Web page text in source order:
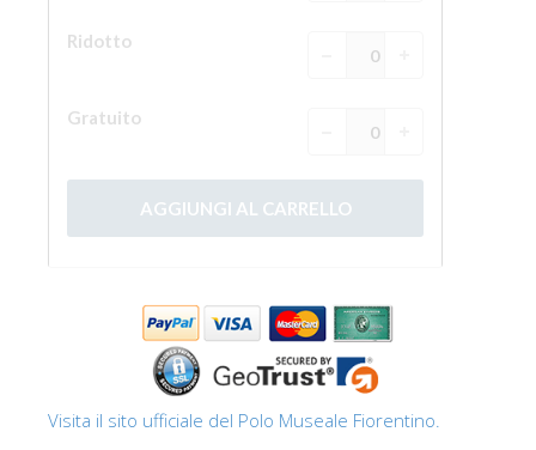
Visita il sito ufficiale del Polo Museale Fiorentino.